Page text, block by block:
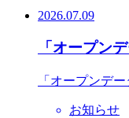
2026.07.09
「オープン
「オープンデ
お知らせ